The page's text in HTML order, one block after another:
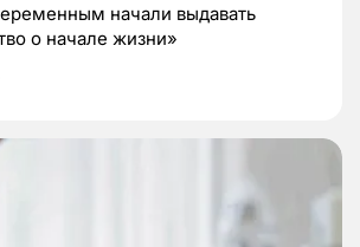
начали выдавать
о начале жизни»